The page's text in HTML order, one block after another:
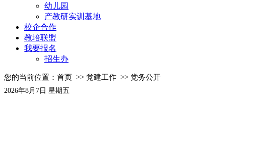
幼儿园
产教研实训基地
校企合作
教培联盟
我要报名
招生办
您的当前位置： 首页 >> 党建工作 >> 党务公开
2026年8月7日 星期五